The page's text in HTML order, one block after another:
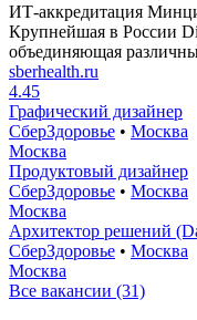
ИТ-аккредитация
Крупнейшая в России
объединяющая
sberhealth.ru
4.45
Графический дизайнер
СберЗдоровье • Москва
Москва
Продуктовый дизайнер
СберЗдоровье • Москва
Москва
Архитектор решений
СберЗдоровье • Москва
Москва
Все вакансии (31)